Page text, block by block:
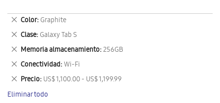
Color Graphite
Eliminar
este
artículo
Clase Galaxy Tab S
Eliminar
este
artículo
Memoria almacenamiento 256GB
Eliminar
este
artículo
Conectividad Wi-Fi
Eliminar
este
artículo
Precio US$ 1,100.00 - US$ 1,199.99
Eliminar
este
artículo
Eliminar todo